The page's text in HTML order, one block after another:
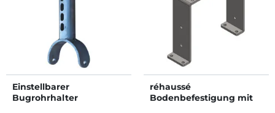
Einstellbarer
Bugrohrhalter
réhaussé
Bodenbefestigung mit